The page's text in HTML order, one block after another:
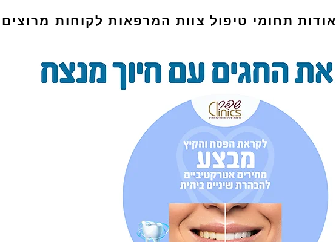
אודות תחומי טיפול צוות המרפאות לקוחות מרוצים